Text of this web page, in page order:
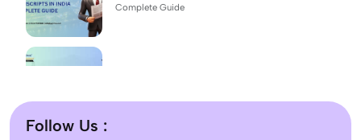
Complete Guide
Follow Us :